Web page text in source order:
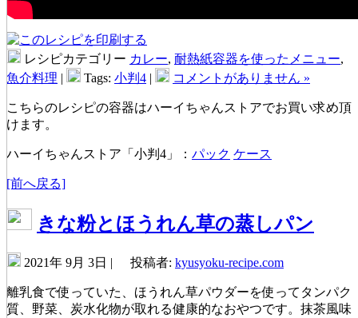
レシピカテゴリー カレー, 耐熱紙容器を使ったメニュー,
魚介料理 | Tags: 小判4 | コメントがありません »
こちらのレシピの容器はハーイちゃんストアでお買い求め頂
けます。
ハーイちゃんストア「小判4」： パック ケース
[前へ戻る]
きな粉とほうれん草の蒸しパン
2021年 9月 3日 | 投稿者: kyusyoku-recipe.com
離乳食で使っていた、ほうれん草パウダーを使ってタンパク
質、野菜、炭水化物が取れる健康的なおやつです。抹茶風味